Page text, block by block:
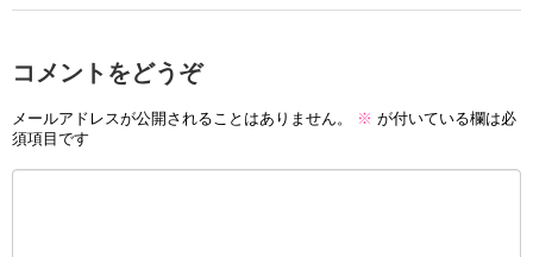
コメントをどうぞ
メールアドレスが公開されることはありません。 ※ が付いている欄は必
須項目です